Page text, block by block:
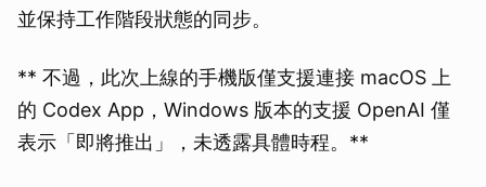
並保持工作階段狀態的同步。
** 不過，此次上線的手機版僅支援連接 macOS 上
的 Codex App，Windows 版本的支援 OpenAI 僅
表示「即將推出」，未透露具體時程。**